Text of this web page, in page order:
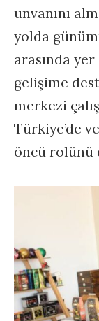
unvanını
yolda
arasında
gelişime
merkezi
Türkiye’de
öncü rolünü